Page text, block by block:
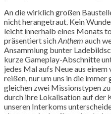
An die wirklich großen
nicht herangetraut. Kein
leicht innerhalb eines Monats
präsentiert sichAnthem auch
Ansammlung bunter
kurze Gameplay-Abschnitte
jedes Mal aufs Neue aus
reißen, nur um uns in die
gleichen zwei Missionstypen
durch ihre Lokalisation auf der
unseren Interkoms